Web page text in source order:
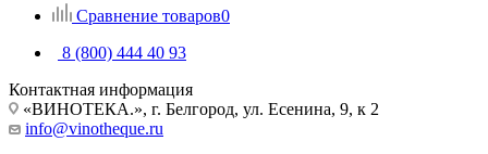
Сравнение товаров0
8 (800) 444 40 93
Контактная информация
«ВИНОТЕКА.», г. Белгород, ул. Есенина, 9, к 2
info@vinotheque.ru